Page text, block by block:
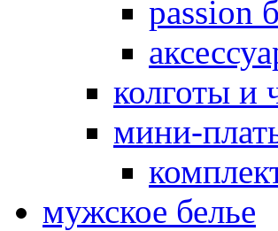
passion
колготы и
мини-
мужское белье